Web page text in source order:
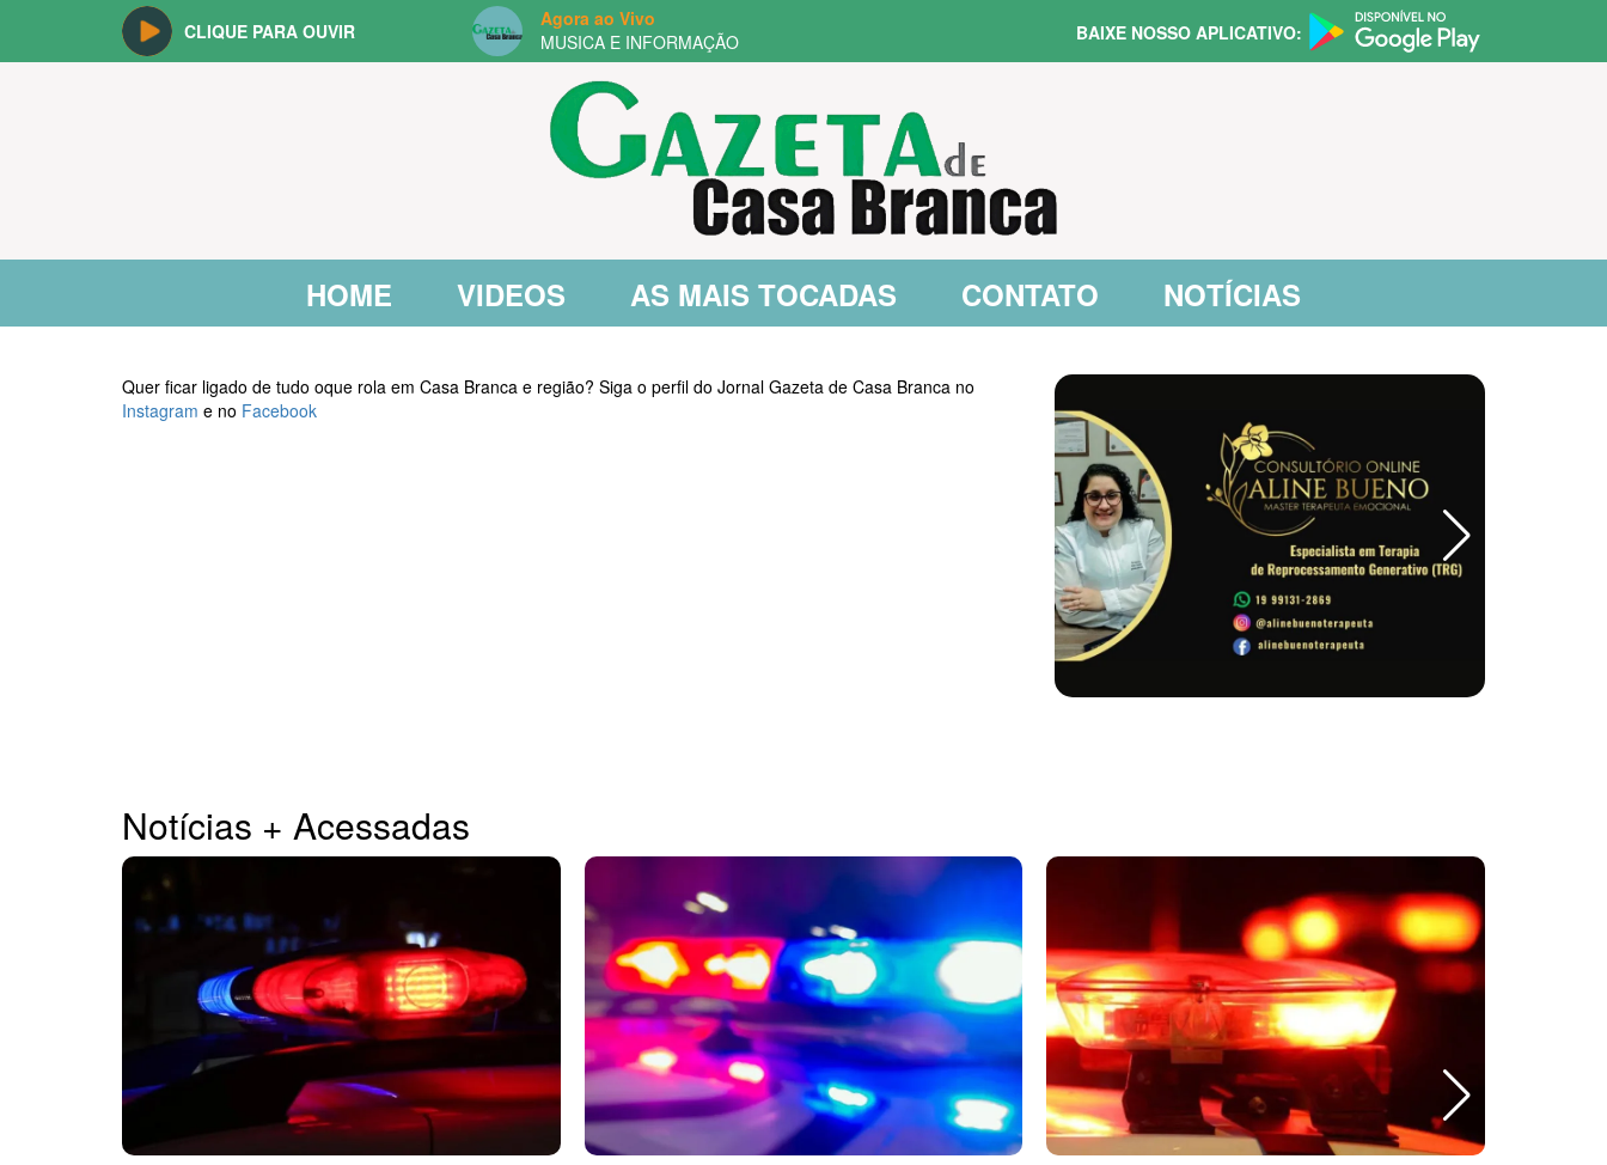
CLIQUE PARA OUVIR
Agora ao Vivo
MUSICA E INFORMAÇÃO
BAIXE NOSSO APLICATIVO:
HOME VIDEOS AS MAIS TOCADAS CONTATO NOTÍCIAS
Quer ficar ligado de tudo oque rola em Casa Branca e região? Siga o perfil do Jornal Gazeta de Casa Branca no
Instagram e no Facebook
Notícias + Acessadas